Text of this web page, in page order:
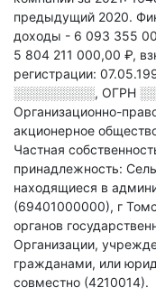
предыдущий 2020.
доходы - 6 093 355
5 804 211 000,00 ₽,
регистрации:
░░░░░░░░░, ОГРН
Организационно-
акционерное
Частная
принадлежность:
находящиеся в
(69401000000), г
органов
Организации,
гражданами, или
совместно (4210014).